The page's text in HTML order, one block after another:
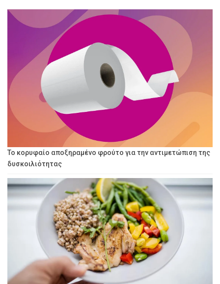
Το κορυφαίο αποξηραμένο φρούτο για την αντιμετώπιση της
δυσκοιλιότητας